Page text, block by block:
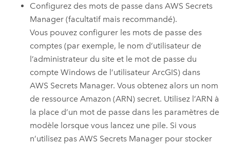
Configurez des mots de passe dansAWS Secrets
Manager (facultatif mais recommandé).
Vous pouvez configurer les mots de passe des
comptes (par exemple, le nom d’utilisateur de
l’administrateur du site et le mot de passe du
compteWindows de l’utilisateur ArcGIS) dans
AWS Secrets Manager. Vous obtenez alors un nom
de ressourceAmazon (ARN) secret. Utilisez l’ARN à
la place d’un mot de passe dans les paramètres de
modèle lorsque vous lancez une pile. Si vous
n’utilisez pasAWS Secrets Manager pour stocker